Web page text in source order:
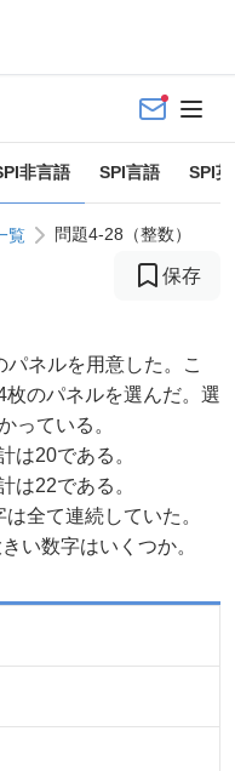
非言語 SPI言語 SPI
覧 問題4-28（整数）
保存
ネルを用意した。こ
のパネルを選んだ。選
っている。
20である。
22である。
全て連続していた。
い数字はいくつか。